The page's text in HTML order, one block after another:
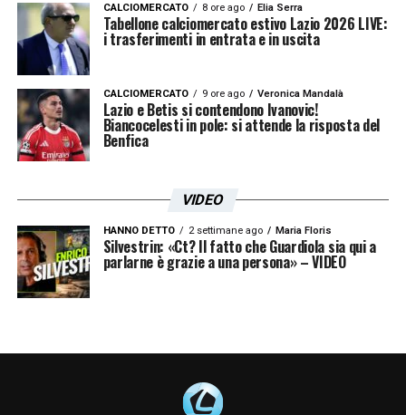
CALCIOMERCATO 8 ore ago Elia Serra
Tabellone calciomercato estivo Lazio 2026 LIVE:
i trasferimenti in entrata e in uscita
CALCIOMERCATO 9 ore ago Veronica Mandalà
Lazio e Betis si contendono Ivanovic!
Biancocelesti in pole: si attende la risposta del
Benfica
VIDEO
HANNO DETTO 2 settimane ago Maria Floris
Silvestrin: «Ct? Il fatto che Guardiola sia qui a
parlarne è grazie a una persona» – VIDEO